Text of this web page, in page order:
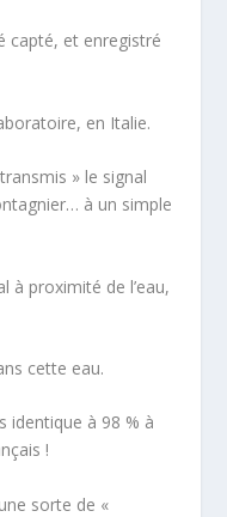
capté, et enregistré
en Italie.
» le signal
à un simple
à proximité de l’eau,
cette eau.
identique à 98 % à
!
sorte de «